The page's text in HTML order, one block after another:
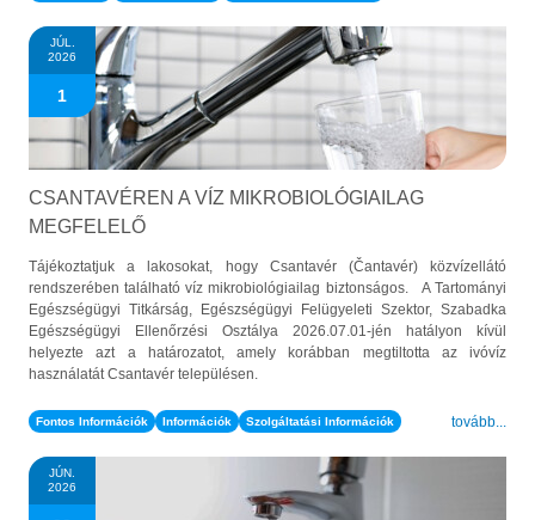
JÚL.
2026
1
CSANTAVÉREN A VÍZ MIKROBIOLÓGIAILAG
MEGFELELŐ
Tájékoztatjuk a lakosokat, hogy Csantavér (Čantavér) közvízellátó
rendszerében található víz mikrobiológiailag biztonságos. A Tartományi
Egészségügyi Titkárság, Egészségügyi Felügyeleti Szektor, Szabadka
Egészségügyi Ellenőrzési Osztálya 2026.07.01-jén hatályon kívül
helyezte azt a határozatot, amely korábban megtiltotta az ivóvíz
használatát Csantavér településen.
Fontos Információk Információk Szolgáltatási Információk tovább...
JÚN.
2026